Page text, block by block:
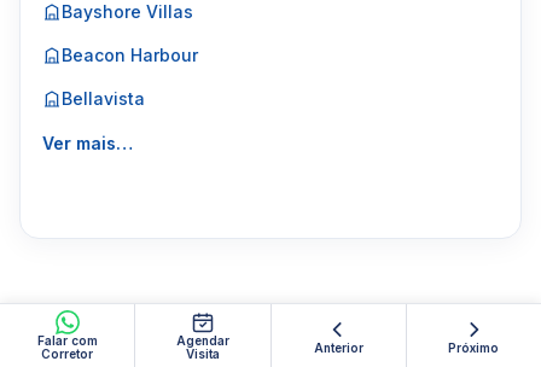
Falar com
Corretor
Agendar
Visita
Anterior Próximo
Bayshore Villas
Beacon Harbour
Bellavista
Ver mais…